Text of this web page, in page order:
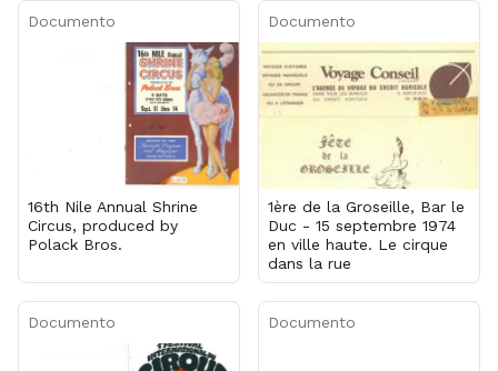
Documento
16th Nile Annual Shrine
Circus, produced by
Polack Bros.
Documento
1ère de la Groseille, Bar le
Duc - 15 septembre 1974
en ville haute. Le cirque
dans la rue
Documento Documento